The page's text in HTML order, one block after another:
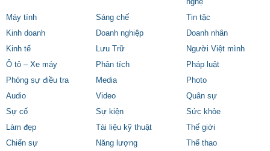
nghệ
Máy tính
Sáng chế
Tin tặc
Kinh doanh
Doanh nghiệp
Doanh nhân
Kinh tế
Lưu Trữ
Người Việt mình
Ô tô – Xe máy
Phân tích
Pháp luật
Phóng sự điều tra
Media
Photo
Audio
Video
Quân sự
Sự cố
Sự kiện
Sức khỏe
Làm đẹp
Tài liệu kỹ thuật
Thế giới
Chiến sự
Năng lượng Thể thao